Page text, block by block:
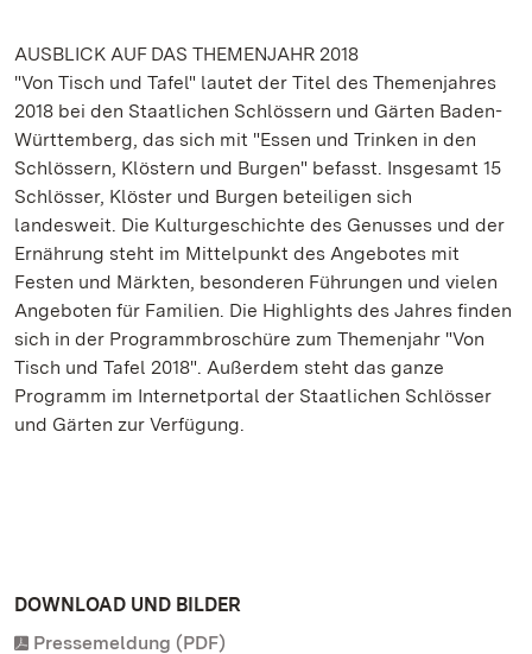
AUSBLICK AUF DAS THEMENJAHR 2018
"Von Tisch und Tafel" lautet der Titel des Themenjahres
2018 bei den Staatlichen Schlössern und Gärten Baden-
Württemberg, das sich mit "Essen und Trinken in den
Schlössern, Klöstern und Burgen" befasst. Insgesamt 15
Schlösser, Klöster und Burgen beteiligen sich
landesweit. Die Kulturgeschichte des Genusses und der
Ernährung steht im Mittelpunkt des Angebotes mit
Festen und Märkten, besonderen Führungen und vielen
Angeboten für Familien. Die Highlights des Jahres finden
sich in der Programmbroschüre zum Themenjahr "Von
Tisch und Tafel 2018". Außerdem steht das ganze
Programm im Internetportal der Staatlichen Schlösser
und Gärten zur Verfügung.
DOWNLOAD UND BILDER
Pressemeldung (PDF)